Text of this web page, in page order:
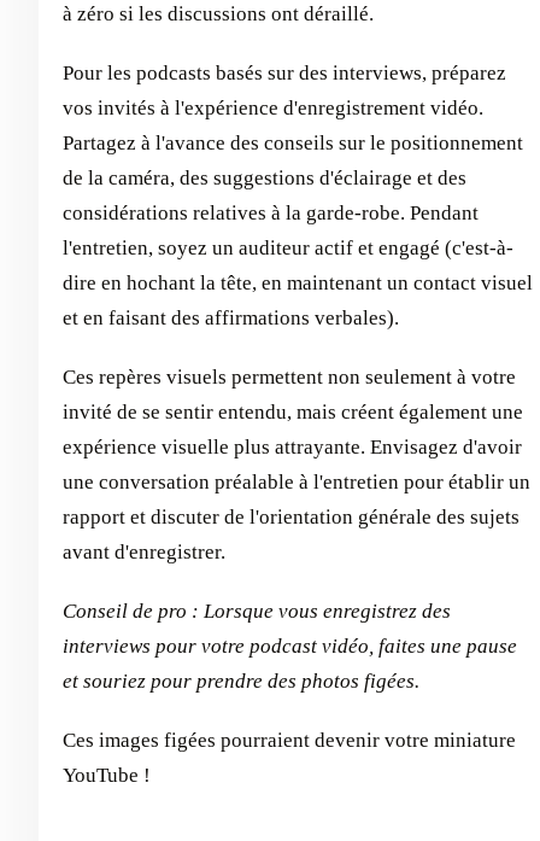
à zéro si les discussions ont déraillé.
Pour les podcasts basés sur des interviews, préparez
vos invités à l'expérience d'enregistrement vidéo.
Partagez à l'avance des conseils sur le positionnement
de la caméra, des suggestions d'éclairage et des
considérations relatives à la garde-robe. Pendant
l'entretien, soyez un auditeur actif et engagé (c'est-à-
dire en hochant la tête, en maintenant un contact visuel
et en faisant des affirmations verbales).
Ces repères visuels permettent non seulement à votre
invité de se sentir entendu, mais créent également une
expérience visuelle plus attrayante. Envisagez d'avoir
une conversation préalable à l'entretien pour établir un
rapport et discuter de l'orientation générale des sujets
avant d'enregistrer.
Conseil de pro : Lorsque vous enregistrez des
interviews pour votre podcast vidéo, faites une pause
et souriez pour prendre des photos figées.
Ces images figées pourraient devenir votre miniature
YouTube !